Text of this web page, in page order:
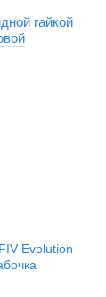
гайкой